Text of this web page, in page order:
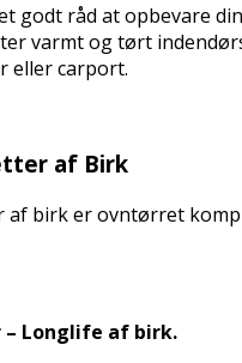
godt råd at opbevare
varmt og tørt
eller carport.
af Birk
af birk er ovntørret
Longlife af birk.